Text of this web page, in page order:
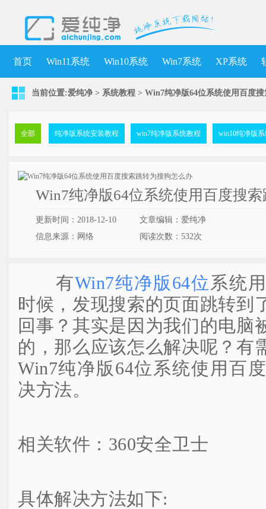
首页 Win11系统 Win10系统 Win7系统 XP系统
当前位置:爱纯净 > 系统教程 > Win7纯净版64位系统使用百度
全部 纯净版系统安装教程 win7纯净版系统教程 win10纯净版
Win7纯净版64位系统使用百度搜
更新时间：2018-12-10
文章编辑：爱纯净
信息来源：网络
阅读次数： 532次
有Win7纯净版64位 系统
时候，发现搜索的页面跳转到
回事？其实是因为我们的电脑
的，那么应该怎么解决呢？有
Win7纯净版64位系统使用百
决方法。
相关软件：360安全卫士
具体解决方法如下: